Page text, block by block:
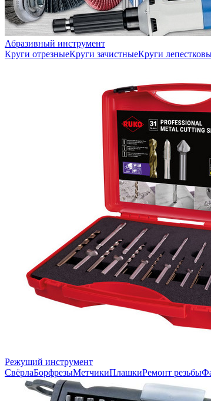
Абразивный инструмент
Круги отрезныеКруги зачистныеКруги
Режущий инструмент
СвёрлаБорфрезыМетчикиПлашкиРемонт резьбы